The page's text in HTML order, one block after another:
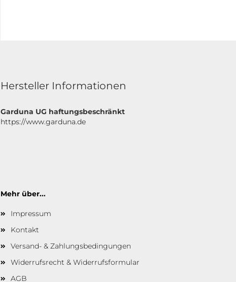
Hersteller Informationen
Garduna UG haftungsbeschränkt
https://www.garduna.de
Mehr über...
Impressum
Kontakt
Versand- & Zahlungsbedingungen
Widerrufsrecht & Widerrufsformular
AGB